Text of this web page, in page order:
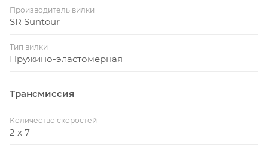
Производитель вилки
SR Suntour
Тип вилки
Пружино-эластомерная
Трансмиссия
Количество скоростей
2 x 7